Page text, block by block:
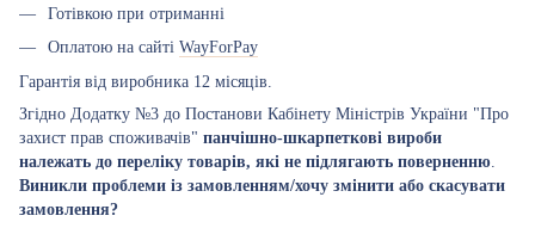
Готівкою при отриманні
Оплатою на сайті WayForPay
Гарантія від виробника 12 місяців.
Згідно Додатку №3 до Постанови Кабінету Міністрів України "Про
захист прав споживачів" панчішно-шкарпеткові вироби
належать до переліку товарів, які не підлягають поверненню
Виникли проблеми із замовленням/хочу змінити або скасувати
замовлення?